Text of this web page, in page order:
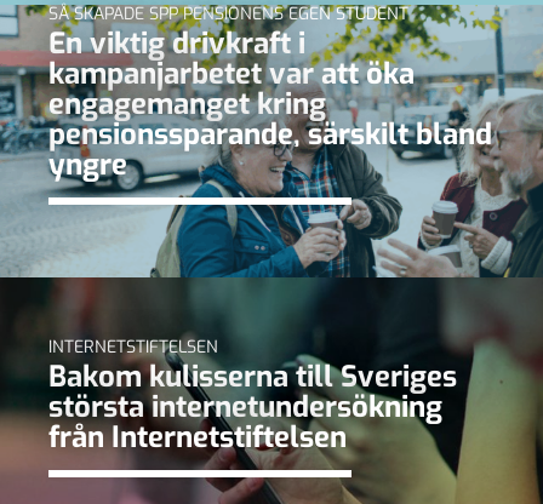
SÅ SKAPADE SPP PENSIONENS EGEN STUDENT
En viktig drivkraft i
kampanjarbetet var att öka
engagemanget kring
pensionssparande, särskilt bland
yngre
INTERNETSTIFTELSEN
Bakom kulisserna till Sveriges
största internetundersökning
från Internetstiftelsen